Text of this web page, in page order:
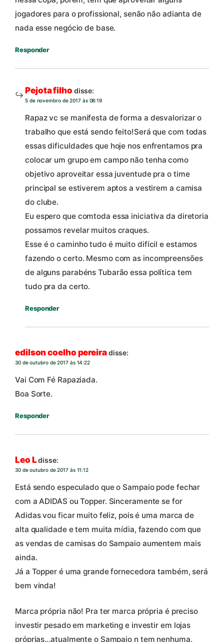
jogadores para o profissional, senão não adianta de
nada esse negócio de base.
Responder
Pejota filho disse:
5 de novembro de 2017 às 08:19
Rapaz vc se manifesta de forma a desvalorizar o
trabalho que está sendo feito!Será que com todas
essas dificuldades que hoje nos enfrentamos pra
colocar um grupo em campo não tenha como
objetivo aproveitar essa juventude pra o time
principal se estiverem aptos a vestirem a camisa
do clube.
Eu espero que comtoda essa iniciativa da diretoria
possamos revelar muitos craques.
Esse é o caminho tudo é muito difícil e estamos
fazendo o certo. Mesmo com as incompreensões
de alguns parabéns Tubarão essa política tem
tudo pra da certo.
Responder
edilson coelho pereiradisse:
30 de outubro de 2017 às 14:22
Vai Com Fé Rapaziada.
Boa Sorte.
Responder
Leo Ldisse:
30 de outubro de 2017 às 11:12
Está sendo especulado que o Sampaio pode fechar
com a ADIDAS ou Topper. Sinceramente se for
Adidas vou ficar muito feliz, pois é uma marca de
alta qualidade e tem muita mídia, fazendo com que
as vendas de camisas do Sampaio aumentem mais
ainda.
Já a Topper é uma grande fornecedora também, será
bem vinda!
Marca própria não! Pra ter marca própria é preciso
investir pesado em marketing e investir em lojas
próprias…atualmente o Sampaio n tem nenhuma.